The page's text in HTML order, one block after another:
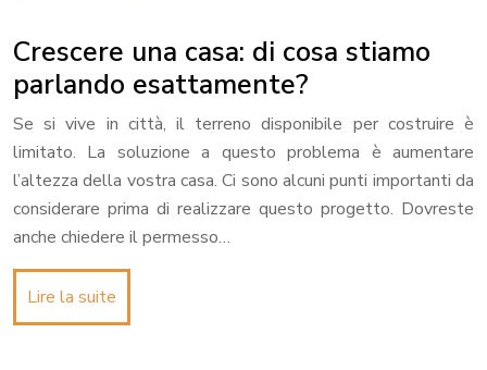
Crescere una casa: di cosa stiamo
parlando esattamente?
Se si vive in città, il terreno disponibile per costruire è
limitato. La soluzione a questo problema è aumentare
l’altezza della vostra casa. Ci sono alcuni punti importanti da
considerare prima di realizzare questo progetto. Dovreste
anche chiedere il permesso…
Lire la suite